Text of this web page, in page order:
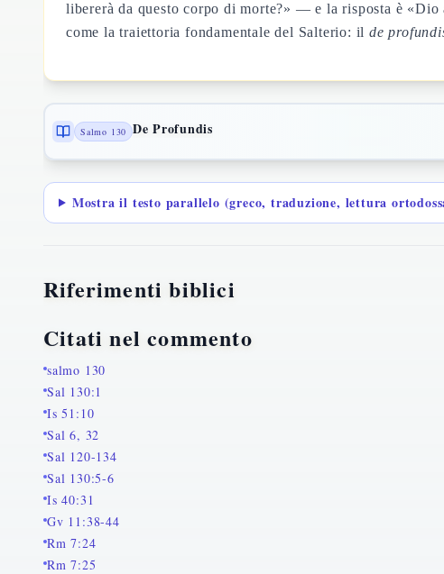
libererà da questo corpo di morte?» — e la risposta è
come la traiettoria fondamentale del Salterio: il de
Salmo 130 De Profundis
Mostra il testo parallelo (greco, traduzione, lettura
Riferimenti biblici
Citati nel commento
salmo 130
Sal 130:1
Is 51:10
Sal 6, 32
Sal 120-134
Sal 130:5-6
Is 40:31
Gv 11:38-44
Rm 7:24
Rm 7:25